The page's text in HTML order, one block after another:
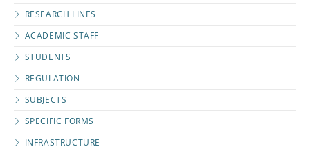
RESEARCH LINES
ACADEMIC STAFF
STUDENTS
REGULATION
SUBJECTS
SPECIFIC FORMS
INFRASTRUCTURE